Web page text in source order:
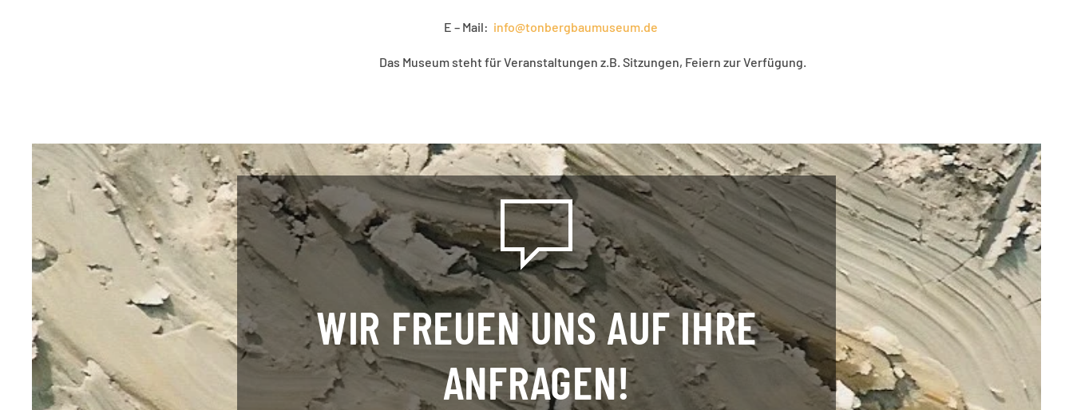
E – Mail: info@tonbergbaumuseum.de
Das Museum steht für Veranstaltungen z.B. Sitzungen, Feiern zur Verfügung.
WIR FREUEN UNS AUF IHRE
ANFRAGEN!